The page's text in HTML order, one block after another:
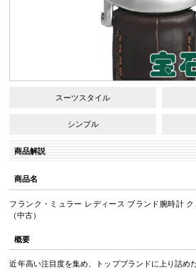
スーツスタイル
シンプル
商品解説
商品名
フランク・ミュラー レディース ブランド腕時計
（中古）
概要
近年高い注目度を集め、トップブランドに上り詰め